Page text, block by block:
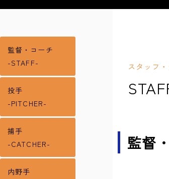
スタッフ
監督
監督・コーチ
-STAFF-
投手
-PITCHER-
捕手
-CATCHER-
内野手